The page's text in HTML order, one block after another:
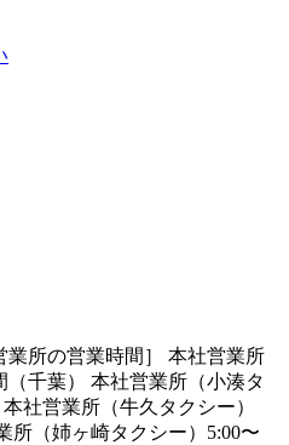
業所の営業時間］ 本社営業所
（千葉） 本社営業所（小湊タ
社営業所（牛久タクシー）
所（姉ヶ崎タクシー）5:00〜